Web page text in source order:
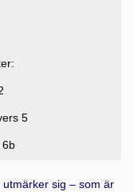
5
6b
sig – som är